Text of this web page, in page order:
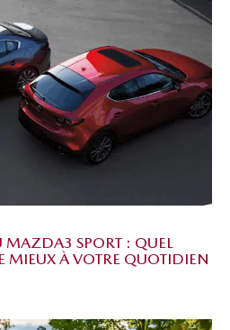
SPORT : QUEL
MIEUX À VOTRE QUOTIDIEN